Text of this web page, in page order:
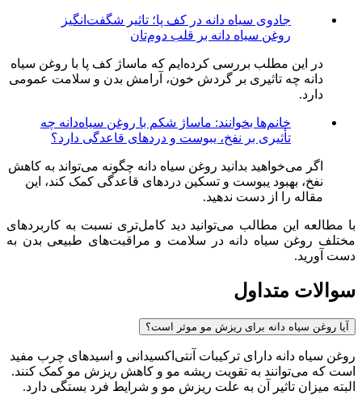
جادوی سیاه دانه در کف پا؛ تاثیر شگفت‌انگیز
روغن سیاه دانه بر قلب دوم‌تان
در این مطلب بررسی کرده‌ایم که ماساژ کف پا با روغن سیاه
دانه چه تاثیری بر گردش خون، آرامش بدن و سلامت عمومی
دارد.
خانم‌ها بخوانند: ماساژ شکم با روغن سیاه‌دانه چه
تأثیری بر نفخ، یبوست و دردهای قاعدگی دارد؟
اگر می‌خواهید بدانید روغن سیاه دانه چگونه می‌تواند به کاهش
نفخ، بهبود یبوست و تسکین دردهای قاعدگی کمک کند، این
مقاله را از دست ندهید.
با مطالعه این مطالب می‌توانید دید کامل‌تری نسبت به کاربردهای
مختلف روغن سیاه دانه در سلامت و مراقبت‌های طبیعی بدن به
دست آورید.
سوالات متداول
آیا روغن سیاه دانه برای ریزش مو موثر است؟
روغن سیاه دانه دارای ترکیبات آنتی‌اکسیدانی و اسیدهای چرب مفید
است که می‌توانند به تقویت ریشه مو و کاهش ریزش مو کمک کنند.
البته میزان تاثیر آن به علت ریزش مو و شرایط فرد بستگی دارد.